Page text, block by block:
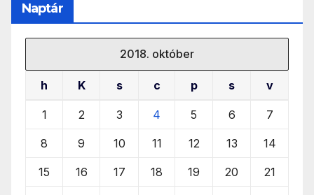
Naptár
2018. október
h K s c p s v
1 2 3 4 5 6 7
8 9 10 11 12 13 14
15 16 17 18 19 20 21